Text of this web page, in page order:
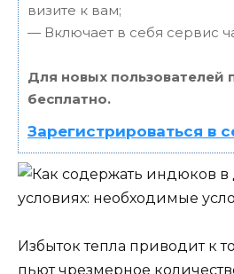
визите к вам;
— Включает в себя сервис
Для новых пользователей
бесплатно.
Зарегистрироваться в
Избыток тепла приводит к
пьют чрезмерное